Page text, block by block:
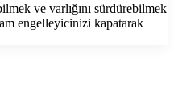
ve varlığını sürdürebilmek
engelleyicinizi kapatarak